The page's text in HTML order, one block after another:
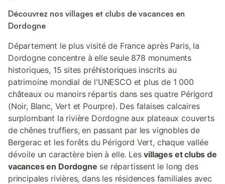
Découvrez nos villages et clubs de vacances en
Dordogne
Département le plus visité de France après Paris, la
Dordogne concentre à elle seule 878 monuments
historiques, 15 sites préhistoriques inscrits au
patrimoine mondial de l'UNESCO et plus de 1 000
châteaux ou manoirs répartis dans ses quatre Périgord
(Noir, Blanc, Vert et Pourpre). Des falaises calcaires
surplombant la rivière Dordogne aux plateaux couverts
de chênes truffiers, en passant par les vignobles de
Bergerac et les forêts du Périgord Vert, chaque vallée
dévoile un caractère bien à elle. Lesvillages et clubs de
vacances en Dordogne se répartissent le long des
principales rivières, dans les résidences familiales avec